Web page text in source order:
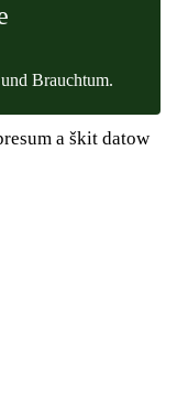
Brauchtum.
a škit datow